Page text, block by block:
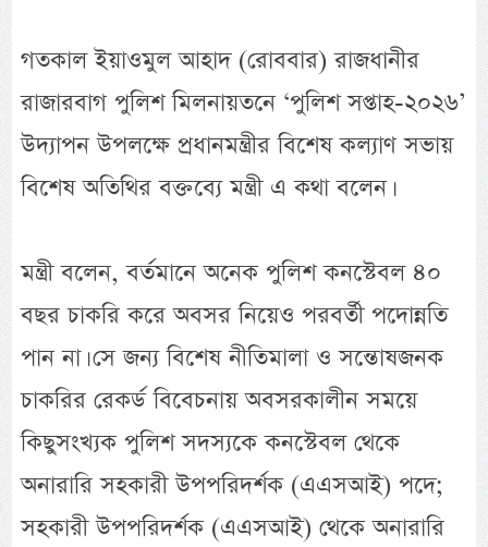
গতকাল ইয়াওমুল আহাদ (রোববার) রাজধানীর
রাজারবাগ পুলিশ মিলনায়তনে ‘পুলিশ সপ্তাহ-২০২৬’
উদ্যাপন উপলক্ষে প্রধানমন্ত্রীর বিশেষ কল্যাণ সভায়
বিশেষ অতিথির বক্তব্যে মন্ত্রী এ কথা বলেন।
মন্ত্রী বলেন, বর্তমানে অনেক পুলিশ কনস্টেবল ৪০
বছর চাকরি করে অবসর নিয়েও পরবর্তী পদোন্নতি
পান না। সে জন্য বিশেষ নীতিমালা ও সন্তোষজনক
চাকরির রেকর্ড বিবেচনায় অবসরকালীন সময়ে
কিছুসংখ্যক পুলিশ সদস্যকে কনস্টেবল থেকে
অনারারি সহকারী উপপরিদর্শক (এএসআই) পদে;
সহকারী উপপরিদর্শক (এএসআই) থেকে অনারারি